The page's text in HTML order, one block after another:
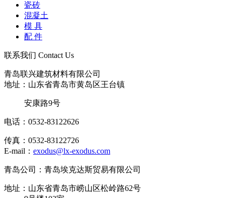
瓷砖
混凝土
模 具
配 件
联系我们 Contact Us
青岛联兴建筑材料有限公司
地址：山东省青岛市黄岛区王台镇
安康路9号
电话：0532-83122626
传真：0532-83122726
E-mail： exodus@lx-exodus.com
青岛公司：青岛埃克达斯贸易有限公司
地址：山东省青岛市崂山区松岭路62号